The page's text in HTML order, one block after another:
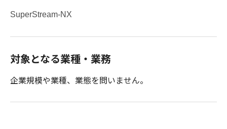
SuperStream-NX
対象となる業種・業務
企業規模や業種、業態を問いません。